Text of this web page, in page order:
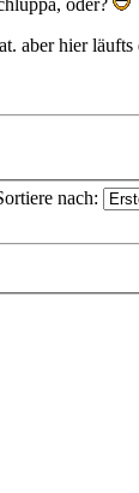
aber hier
nach: